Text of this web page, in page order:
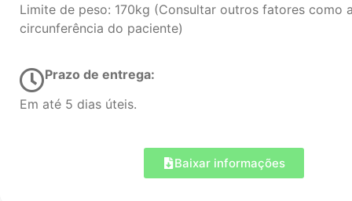
Limite de peso: 170kg (Consultar outros fatores como a
circunferência do paciente)
Prazo de entrega:
Em até 5 dias úteis.
Baixar informações